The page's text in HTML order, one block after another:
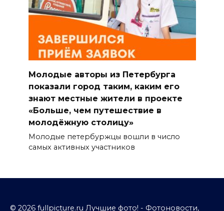
Молодые авторы из Петербурга
показали город таким, каким его
знают местные жители в проекте
«Больше, чем путешествие в
молодёжную столицу»
Молодые петербуржцы вошли в число
самых активных участников
© 2026 fullpicture.ru Лучшие фото! - Фотоновости,